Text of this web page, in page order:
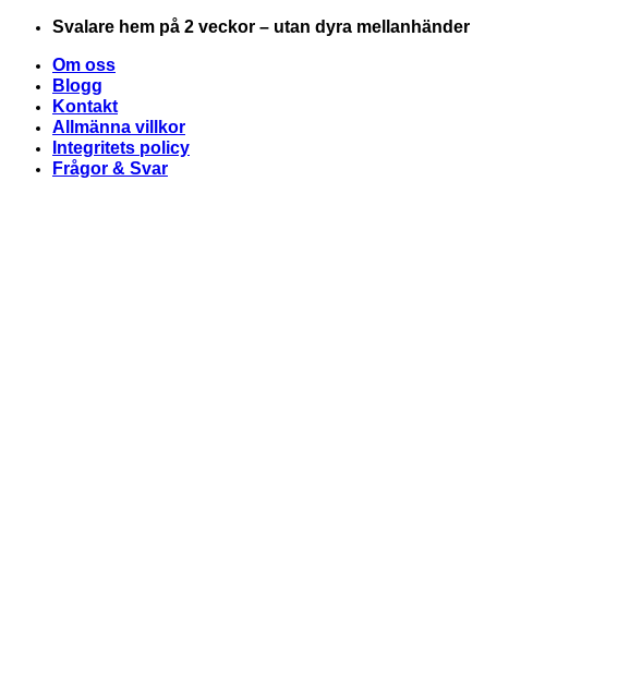
Skip
content
Svalare hem på 2 veckor – utan dyra mellanhänder
Om oss
Blogg
Kontakt
Allmänna villkor
Integritets policy
Frågor & Svar